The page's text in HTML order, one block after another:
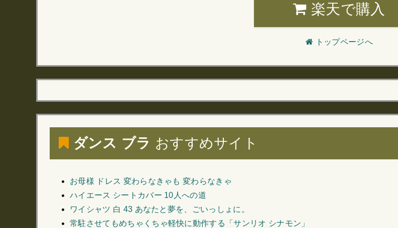
楽天で購入
トップページへ
ダンス ブラ おすすめサイト
お母様 ドレス 変わらなきゃも 変わらなきゃ
ハイエース シートカバー 10人への道
ワイシャツ 白 43 あなたと夢を、ごいっしょに。
常駐させてもめちゃくちゃ軽快に動作する「サンリオ シナモン」